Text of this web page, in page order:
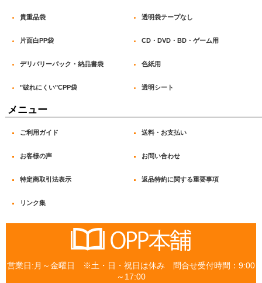
貴重品袋 透明袋テープなし
片面白PP袋 CD・DVD・BD・ゲーム用
デリバリーパック・納品書袋 色紙用
"破れにくい"CPP袋 透明シート
メニュー
ご利用ガイド 送料・お支払い
お客様の声 お問い合わせ
特定商取引法表示 返品特約に関する重要事項
リンク集
営業日:月～金曜日 ※土・日・祝日は休み 問合せ受付時間：9:00
～17:00